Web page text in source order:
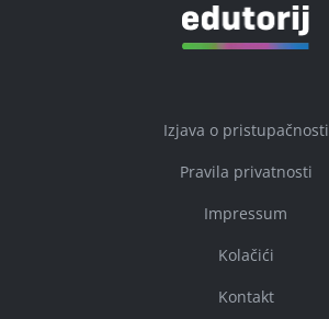
Izjava o pristupačnosti
Pravila privatnosti
Impressum
Kolačići
Kontakt